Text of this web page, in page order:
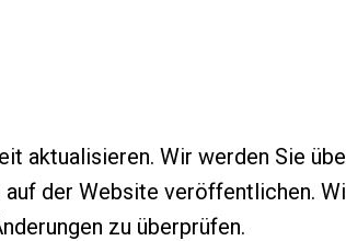
aktualisieren. Wir werden Sie
der Website veröffentlichen.
zu überprüfen.